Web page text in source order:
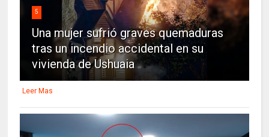
5
Una mujer sufrió graves quemaduras
tras un incendio accidental en su
vivienda de Ushuaia
Leer Mas